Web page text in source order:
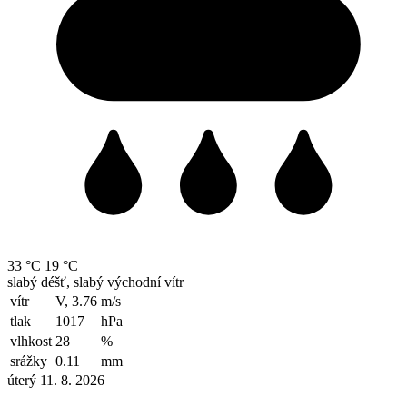
33 °C 19 °C
slabý déšť, slabý východní vítr
vítr
V, 3.76 m/s
tlak
1017
hPa
vlhkost 28
%
srážky 0.11
mm
úterý 11. 8. 2026